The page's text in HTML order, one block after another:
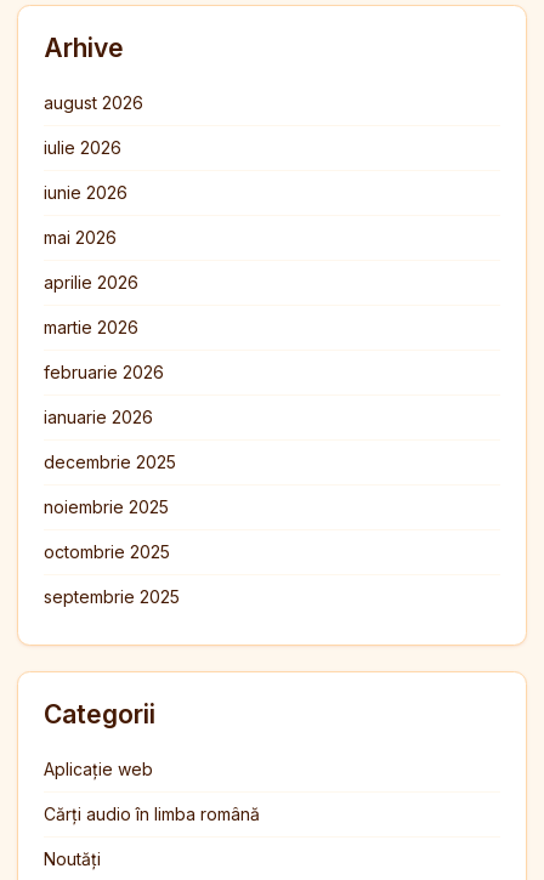
Arhive
august 2026
iulie 2026
iunie 2026
mai 2026
aprilie 2026
martie 2026
februarie 2026
ianuarie 2026
decembrie 2025
noiembrie 2025
octombrie 2025
septembrie 2025
Categorii
Aplicație web
Cărți audio în limba română
Noutăți